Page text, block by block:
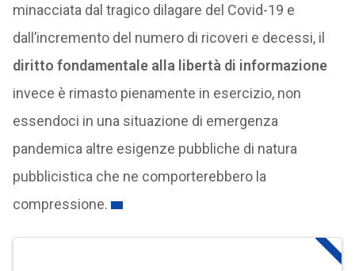
minacciata dal tragico dilagare del Covid-19 e
dall’incremento del numero di ricoveri e decessi, il
diritto fondamentale alla libertà di informazione
invece è rimasto pienamente in esercizio, non
essendoci in una situazione di emergenza
pandemica altre esigenze pubbliche di natura
pubblicistica che ne comporterebbero la
compressione.